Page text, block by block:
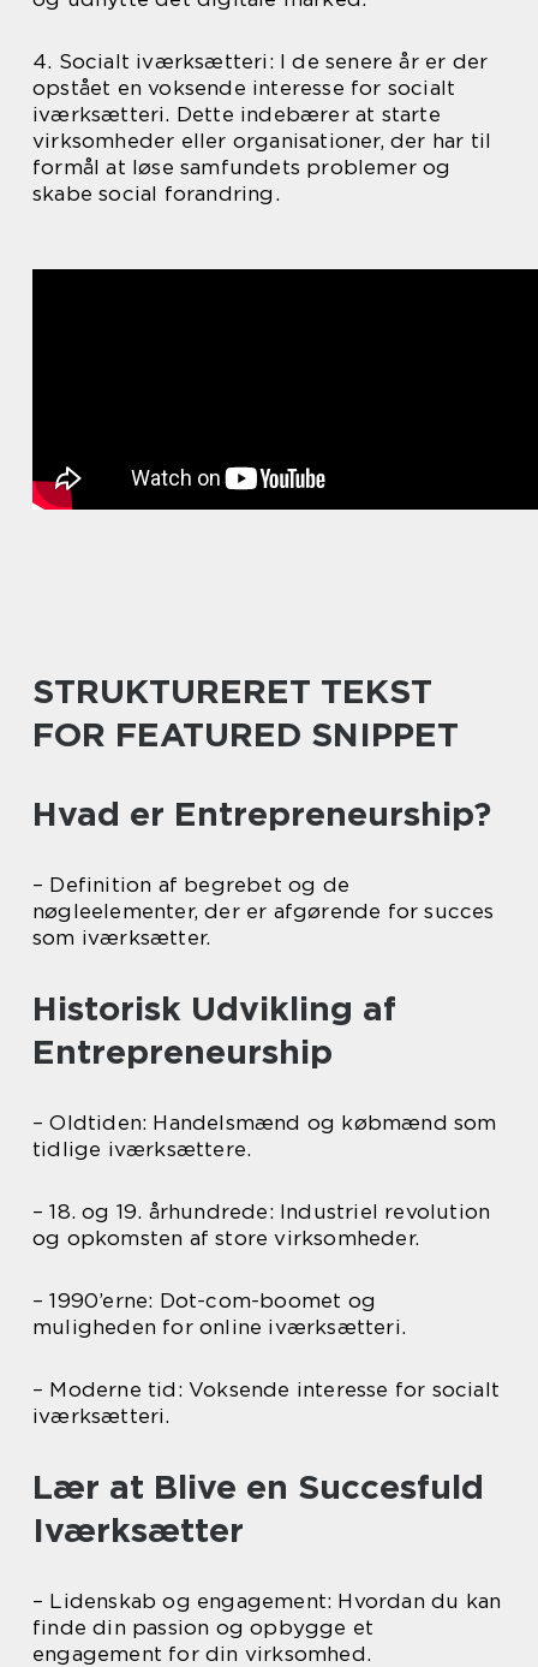
4. Socialt iværksætteri: I de senere år er der
opstået en voksende interesse for socialt
iværksætteri. Dette indebærer at starte
virksomheder eller organisationer, der har til
formål at løse samfundets problemer og
skabe social forandring.
STRUKTURERET TEKST
FOR FEATURED SNIPPET
Hvad er Entrepreneurship?
– Definition af begrebet og de
nøgleelementer, der er afgørende for succes
som iværksætter.
Historisk Udvikling af
Entrepreneurship
– Oldtiden: Handelsmænd og købmænd som
tidlige iværksættere.
– 18. og 19. århundrede: Industriel revolution
og opkomsten af store virksomheder.
– 1990’erne: Dot-com-boomet og
muligheden for online iværksætteri.
– Moderne tid: Voksende interesse for socialt
iværksætteri.
Lær at Blive en Succesfuld
Iværksætter
– Lidenskab og engagement: Hvordan du kan
finde din passion og opbygge et
engagement for din virksomhed.